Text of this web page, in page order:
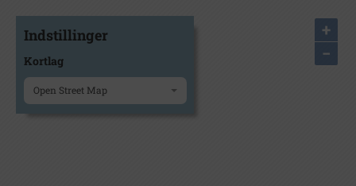
+
−
Indstillinger
Kortlag
Open Street Map